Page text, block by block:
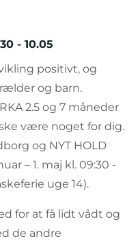
- 10.05
positivt, og
og barn.
2.5 og 7 måneder
være noget for dig.
og NYT HOLD
– 1. maj kl. 09:30 -
uge 14).
for at få lidt vådt og
de andre